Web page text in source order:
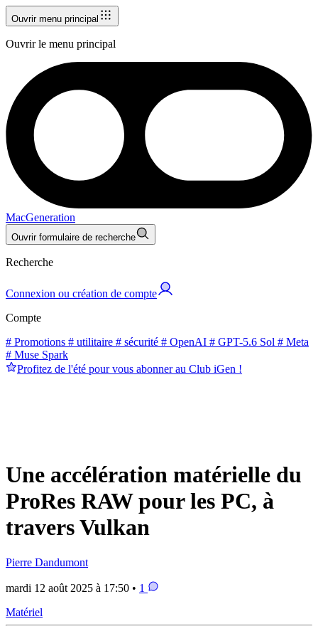
Ouvrir menu principal
Ouvrir le menu principal
MacGeneration
Ouvrir formulaire de recherche
Recherche
Connexion ou création de compte
Compte
# Promotions # utilitaire # sécurité # OpenAI # GPT-5.6 Sol # Meta
# Muse Spark
Profitez de l'été pour vous abonner au Club iGen !
Une accélération matérielle du
ProRes RAW pour les PC, à
travers Vulkan
Pierre Dandumont
mardi 12 août 2025 à 17:50 • 1
Matériel